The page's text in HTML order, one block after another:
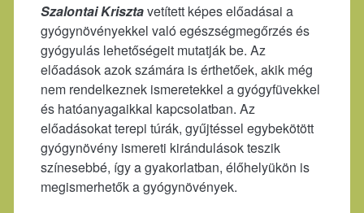
Szalontai Krisztavetített képes előadásai a
gyógynövényekkel való egészségmegőrzés és
gyógyulás lehetőségeit mutatják be. Az
előadások azok számára is érthetőek, akik még
nem rendelkeznek ismeretekkel a gyógyfüvekkel
és hatóanyagaikkal kapcsolatban. Az
előadásokat terepi túrák, gyűjtéssel egybekötött
gyógynövény ismereti kirándulások teszik
színesebbé, így a gyakorlatban, élőhelyükön is
megismerhetők a gyógynövények.